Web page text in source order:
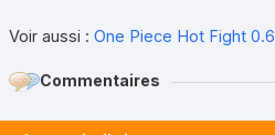
Voir aussi : One Piece Hot Fight 0.6
Commentaires